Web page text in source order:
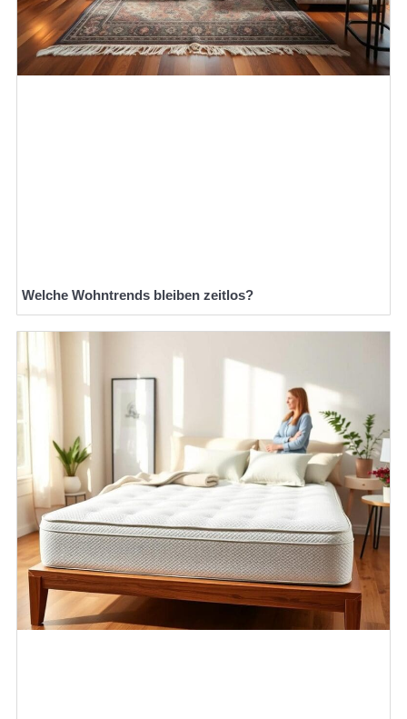
Welche Wohntrends bleiben zeitlos?